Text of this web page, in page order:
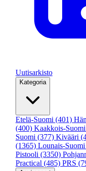
Uutisarkisto
Kategoria
Etelä-Suomi (401)
(400) Kaakkois-Suomi
Suomi (377) Kivääri
(1365) Lounais-Suomi
Pistooli (3350)
Practical (485) PRS